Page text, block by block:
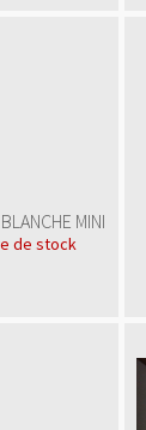
MINI
de stock